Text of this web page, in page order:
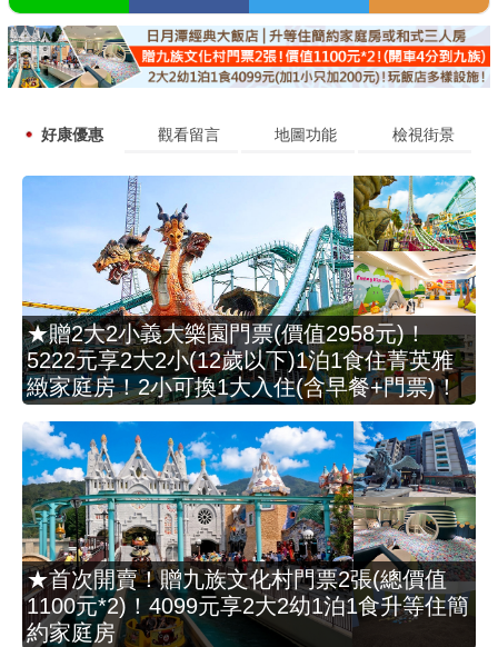
好康優惠 觀看留言 地圖功能 檢視街景
★贈2大2小義大樂園門票(價值2958元)！
5222元享2大2小(12歲以下)1泊1食住菁英雅
緻家庭房！2小可換1大入住(含早餐+門票)！
★首次開賣！贈九族文化村門票2張(總價值
1100元*2)！4099元享2大2幼1泊1食升等住簡
約家庭房